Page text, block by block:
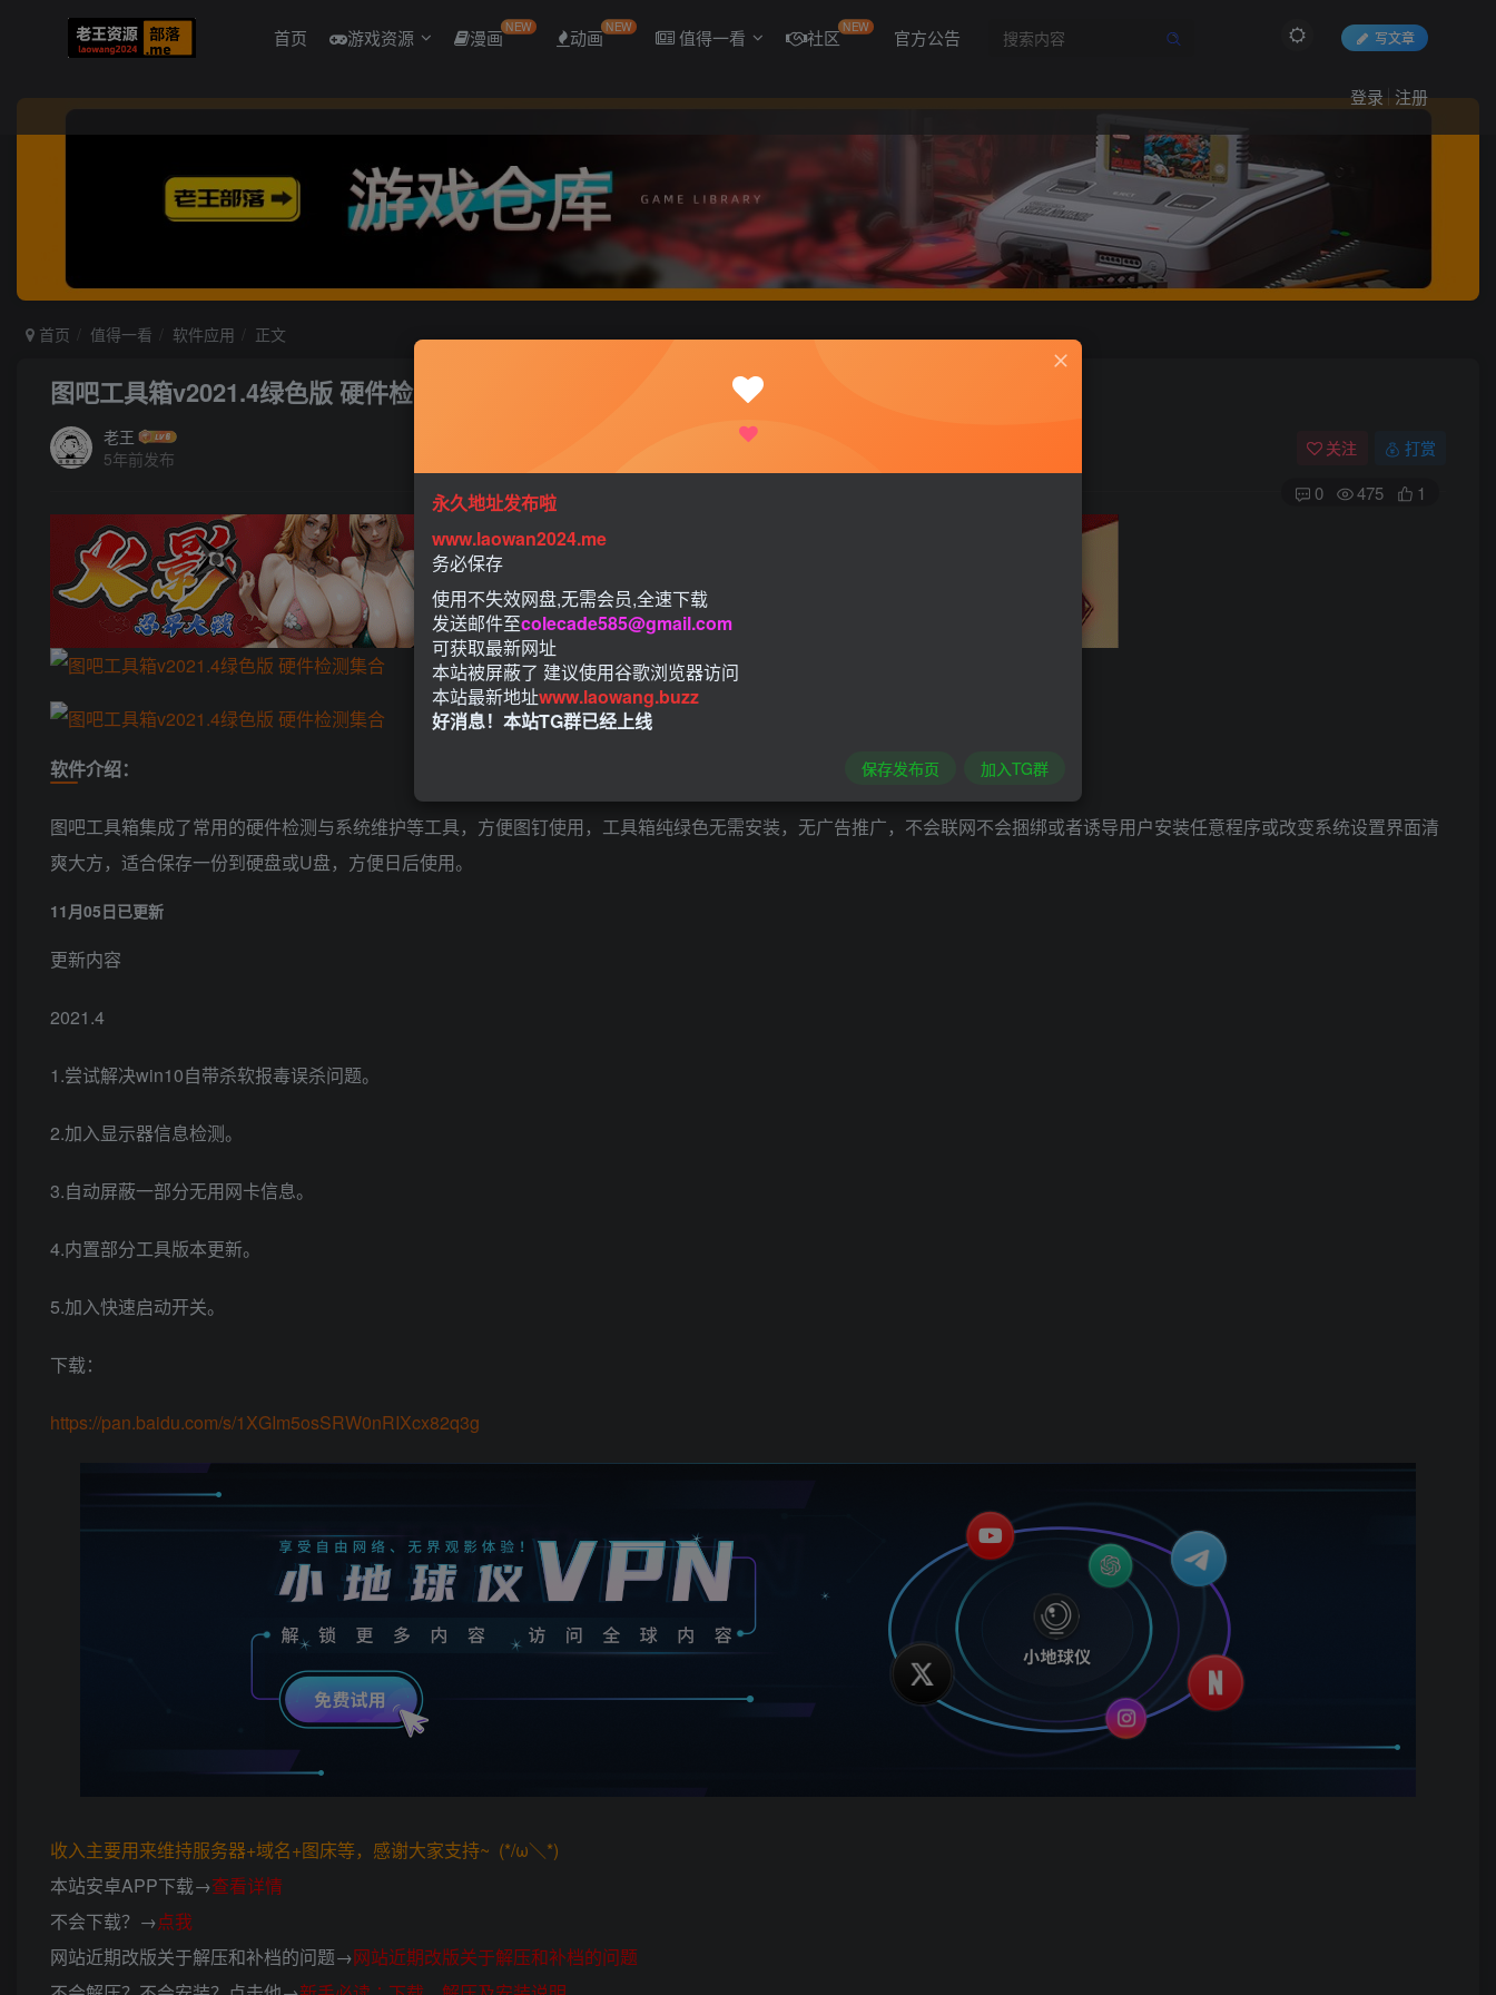
首页 游戏资源 漫画NEW 动画 NEW 值得一看 社区NEW 官方公告 写文章
登录 注册
首页 值得一看 软件应用 正文
图吧工具箱v2021.4绿色版 硬件检测集合
老王
5年前发布
关注 打赏
0 475 1
软件介绍：
图吧工具箱集成了常用的硬件检测与系统维护等工具，方便图钉使用，工具箱纯绿色无需安装，无广告推广，不会联网不会捆绑或者诱导用户安装任意程序或改变系统设置界面清
爽大方，适合保存一份到硬盘或U盘，方便日后使用。
11月05日已更新
更新内容
2021.4
1.尝试解决win10自带杀软报毒误杀问题。
2.加入显示器信息检测。
3.自动屏蔽一部分无用网卡信息。
4.内置部分工具版本更新。
5.加入快速启动开关。
下载：
https://pan.baidu.com/s/1XGIm5osSRW0nRIXcx82q3g
收入主要用来维持服务器+域名+图床等，感谢大家支持~ (*/ω＼*)
本站安卓APP下载→查看详情
不会下载？→点我
网站近期改版关于解压和补档的问题→网站近期改版关于解压和补档的问题
永久地址发布啦
www.laowan2024.me
务必保存
使用不失效网盘,无需会员,全速下载
发送邮件至colecade585@gmail.com
可获取最新网址
本站被屏蔽了 建议使用谷歌浏览器访问
本站最新地址www.laowang.buzz
好消息！本站TG群已经上线
保存发布页 加入TG群